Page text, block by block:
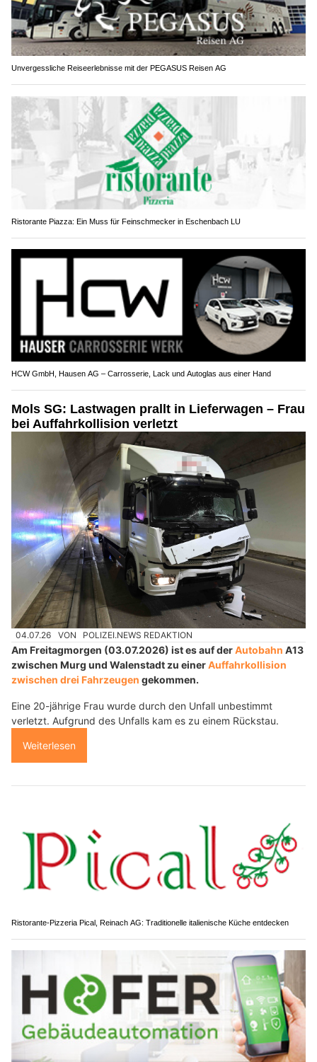
Unvergessliche Reiseerlebnisse mit der PEGASUS Reisen AG
Ristorante Piazza: Ein Muss für Feinschmecker in Eschenbach LU
HCW GmbH, Hausen AG – Carrosserie, Lack und Autoglas aus einer Hand
Mols SG: Lastwagen prallt in Lieferwagen – Frau
bei Auffahrkollision verletzt
04.07.26 VON POLIZEI.NEWS REDAKTION
Am Freitagmorgen (03.07.2026) ist es auf derAutobahn A13
zwischen Murg und Walenstadt zu einerAuffahrkollision
zwischen drei Fahrzeugen gekommen.
Eine 20-jährige Frau wurde durch den Unfall unbestimmt
verletzt. Aufgrund des Unfalls kam es zu einem Rückstau.
Weiterlesen
Ristorante-Pizzeria Pical, Reinach AG: Traditionelle italienische Küche entdecken